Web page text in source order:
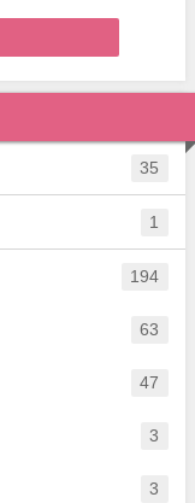
35
1
194
63
47
3
3